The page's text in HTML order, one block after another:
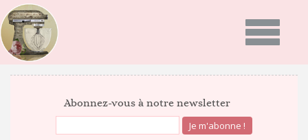
Toggle
PRÉSENTATION
Abonnez-vous à notre newsletter